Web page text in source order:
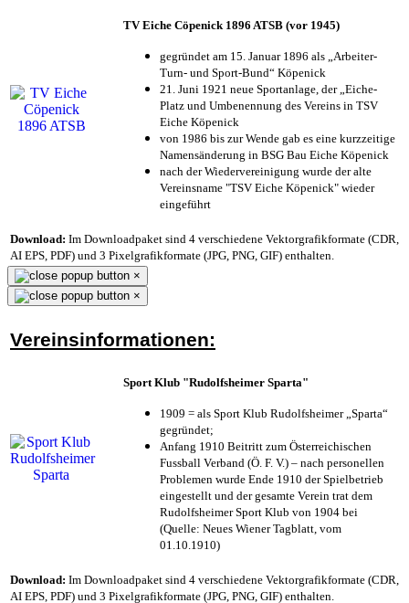
TV Eiche Cöpenick 1896 ATSB (vor 1945)
gegründet am 15. Januar 1896 als „Arbeiter-
Turn- und Sport-Bund“ Köpenick
21. Juni 1921 neue Sportanlage, der „Eiche-
Platz und Umbenennung des Vereins in TSV
Eiche Köpenick
von 1986 bis zur Wende gab es eine kurzzeitige
Namensänderung in BSG Bau Eiche Köpenick
nach der Wiedervereinigung wurde der alte
Vereinsname "TSV Eiche Köpenick" wieder
eingeführt
Download: Im Downloadpaket sind 4 verschiedene Vektorgrafikformate (CDR,
AI EPS, PDF) und 3 Pixelgrafikformate (JPG, PNG, GIF) enthalten.
×
×
Vereinsinformationen:
Sport Klub "Rudolfsheimer Sparta"
1909 = als Sport Klub Rudolfsheimer „Sparta“
gegründet;
Anfang 1910 Beitritt zum Österreichischen
Fussball Verband (Ö. F. V.) – nach personellen
Problemen wurde Ende 1910 der Spielbetrieb
eingestellt und der gesamte Verein trat dem
Rudolfsheimer Sport Klub von 1904 bei
(Quelle: Neues Wiener Tagblatt, vom
01.10.1910)
Download: Im Downloadpaket sind 4 verschiedene Vektorgrafikformate (CDR,
AI EPS, PDF) und 3 Pixelgrafikformate (JPG, PNG, GIF) enthalten.